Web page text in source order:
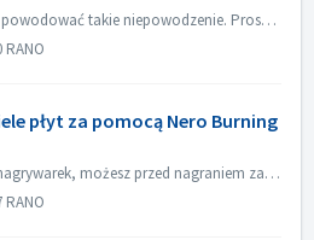
Wiele czynników może powodować takie niepowodzenie. Proszę spróbować następujących metod: 1. Wymień kable danych na nagrywarce; 2. Jeśli używasz zewnętrzne...
RANO
płyt za pomocą Nero Burning
Jeżeli posiadasz wiele nagrywarek, możesz przed nagraniem zaznaczyć opcję "Użyj wielu nagrywarek" w zakładce Burn. Jeżeli nie masz wielu nagryw...
RANO